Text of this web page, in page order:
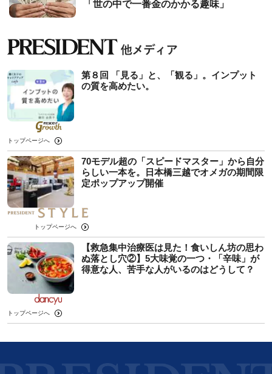
「世の中で一番金のかかる趣味」
第８回 「見る」と、「観る」。インプット
の質を高めたい。
トップページへ
70モデル超の「スピードマスター」から自分
らしい一本を。日本橋三越でオメガの期間限
定ポップアップ開催
トップページへ
【救急集中治療医は見た！食いしん坊の思わ
ぬ落とし穴②】5大味覚の一つ・「辛味」が
得意な人、苦手な人がいるのはどうして？
トップページへ